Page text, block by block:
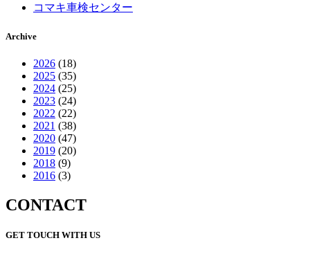
コマキ車検センター
Archive
2026 (18)
2025 (35)
2024 (25)
2023 (24)
2022 (22)
2021 (38)
2020 (47)
2019 (20)
2018 (9)
2016 (3)
CONTACT
GET TOUCH WITH US